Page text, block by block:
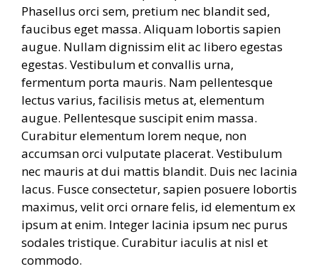
Phasellus orci sem, pretium nec blandit sed,
faucibus eget massa. Aliquam lobortis sapien
augue. Nullam dignissim elit ac libero egestas
egestas. Vestibulum et convallis urna,
fermentum porta mauris. Nam pellentesque
lectus varius, facilisis metus at, elementum
augue. Pellentesque suscipit enim massa.
Curabitur elementum lorem neque, non
accumsan orci vulputate placerat. Vestibulum
nec mauris at dui mattis blandit. Duis nec lacinia
lacus. Fusce consectetur, sapien posuere lobortis
maximus, velit orci ornare felis, id elementum ex
ipsum at enim. Integer lacinia ipsum nec purus
sodales tristique. Curabitur iaculis at nisl et
commodo.